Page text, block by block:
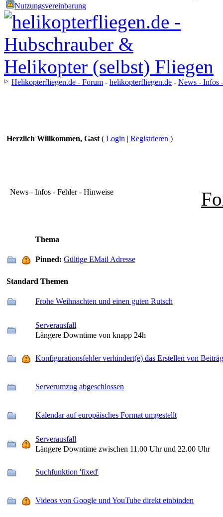
Nutzungsvereinbarung
Helikopterfliegen.de - Forum - helikopterfliegen.de - News - Infos
Herzlich Willkommen, Gast ( Login | Registrieren )
News - Infos - Fehler - Hinweise
Thema
Pinned: Gültige EMail Adresse
Standard Themen
Frohe Weihnachten und einen guten Rutsch
Serverausfall
Längere Downtime von knapp 24h
Konfigurationsfehler verhindert(e) das Erstellen von
Serverumzug abgeschlossen
Kalendar auf europäisches Format umgestellt
Serverausfall
Längere Downtime zwischen 11.00 Uhr und 22.00 Uhr
Suchfunktion 'fixed'
Videos von Google und YouTube direkt einbinden